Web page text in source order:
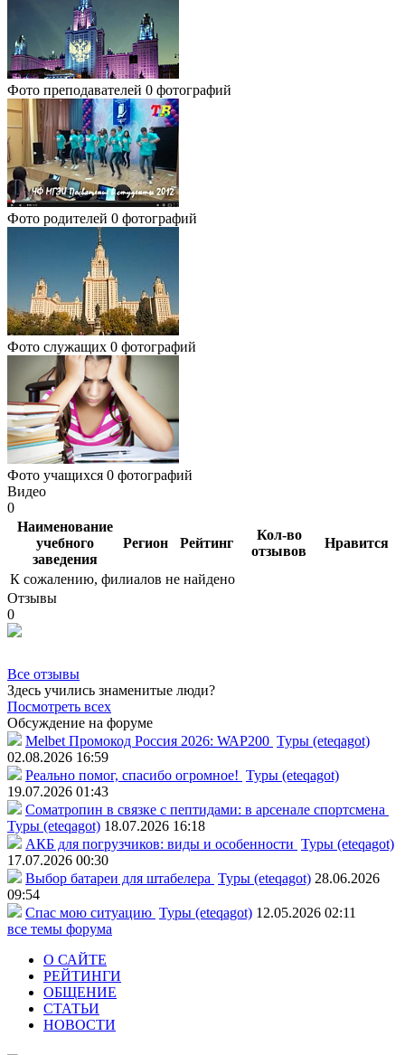
Фото преподавателей 0 фотографий
Фото родителей 0 фотографий
Фото служащих 0 фотографий
Фото учащихся 0 фотографий
Видео
0
Наименование
учебного
заведения
Регион Рейтинг
Кол-во
отзывов
Нравится
К сожалению, филиалов не найдено
Отзывы
0
Все отзывы
Здесь учились знаменитые люди?
Посмотреть всех
Обсуждение на форуме
Melbet Промокод Россия 2026: WAP200 Туры (eteqagot)
02.08.2026 16:59
Реально помог, спасибо огромное! Туры (eteqagot)
19.07.2026 01:43
Соматропин в связке с пептидами: в арсенале спортсмена
Туры (eteqagot) 18.07.2026 16:18
АКБ для погрузчиков: виды и особенности Туры (eteqagot)
17.07.2026 00:30
Выбор батареи для штабелера Туры (eteqagot) 28.06.2026
09:54
Спас мою ситуацию Туры (eteqagot) 12.05.2026 02:11
все темы форума
О САЙТЕ
РЕЙТИНГИ
ОБЩЕНИЕ
СТАТЬИ
НОВОСТИ